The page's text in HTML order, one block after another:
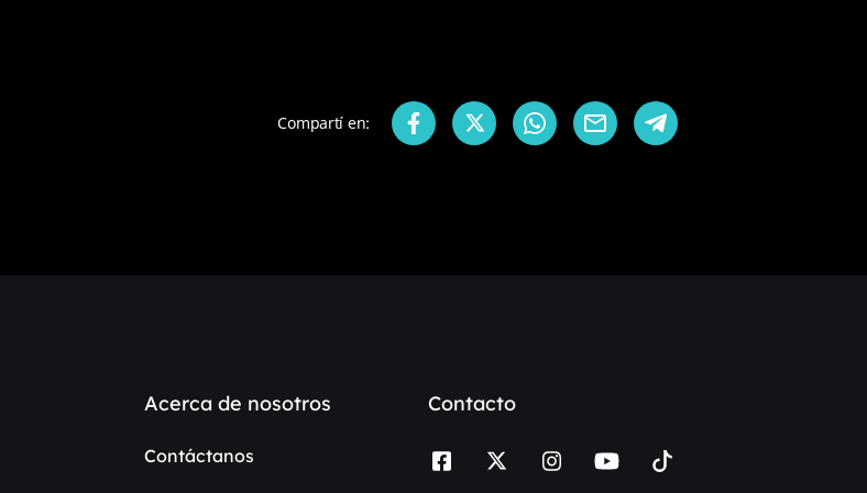
Compartí en:
Acerca de nosotros
Contáctanos
Contacto